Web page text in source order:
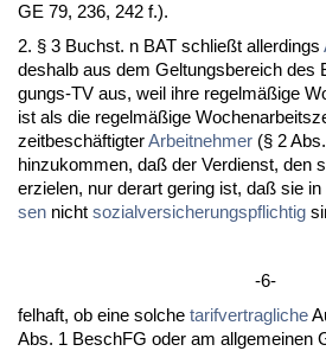
GE 79, 236, 242 f.).
2. § 3 Buchst. n BAT schließt al­ler­dings
des­halb aus dem Gel­tungs­be­reich des
gungs-TV aus, weil ih­re re­gelmäßige
ist als die re­gelmäßige
zeit­beschäftig­terAr­beit­neh­mer (§ 2
hin­zu­kom­men, daß der Ver­dienst, den
er­zie­len, nur der­art ge­ring ist, daß sie in
sen nicht so­zi­al­ver­si­che­rungs­pflich­tig
-6-
fel­haft, ob ei­ne sol­che ta­rif­ver­trag­li­che
Abs. 1 BeschFG oder am all­ge­mei­nen